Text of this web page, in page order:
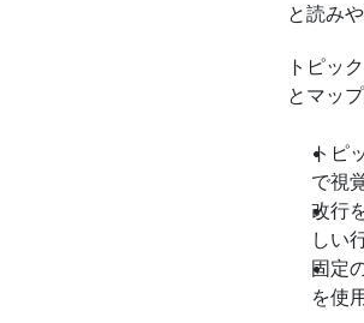
と読み
トピッ
とマッ
トピ
で視
改行
しい
固定
を使